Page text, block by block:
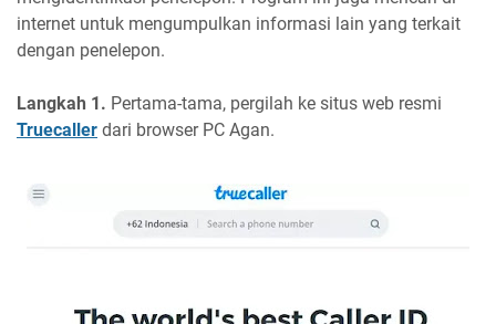
internet untuk mengumpulkan informasi lain yang terkait
dengan penelepon.
Langkah 1. Pertama-tama, pergilah ke situs web resmi
Truecaller dari browser PC Agan.